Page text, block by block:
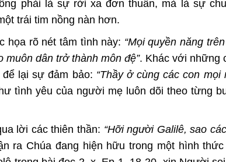
phải là sự rời xa đơn thuần, mà là sự
trái tim nồng nàn hơn.
họa rõ nét tâm tình này: “Mọi quyền năng
dân trở thành môn đệ”. Khác với những
lại sự đảm bảo: “Thầy ở cùng các con mọi
tình yêu của người mẹ luôn dõi theo từng
lời các thiên thần: “Hỡi người Galilê, sao
ra Chúa đang hiện hữu trong một hình